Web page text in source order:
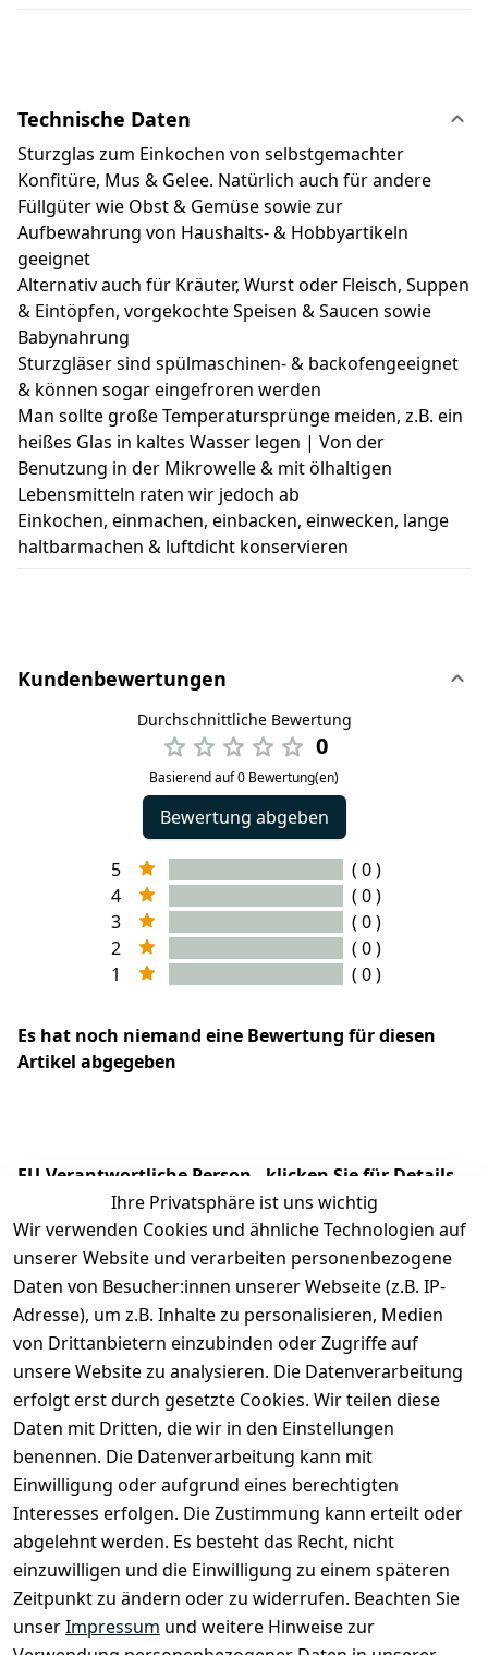
Technische Daten
Sturzglas zum Einkochen von selbstgemachter
Konfitüre, Mus & Gelee. Natürlich auch für andere
Füllgüter wie Obst & Gemüse sowie zur
Aufbewahrung von Haushalts- & Hobbyartikeln
geeignet
Alternativ auch für Kräuter, Wurst oder Fleisch, Suppen
& Eintöpfen, vorgekochte Speisen & Saucen sowie
Babynahrung
Sturzgläser sind spülmaschinen- & backofengeeignet
& können sogar eingefroren werden
Man sollte große Temperatursprünge meiden, z.B. ein
heißes Glas in kaltes Wasser legen | Von der
Benutzung in der Mikrowelle & mit ölhaltigen
Lebensmitteln raten wir jedoch ab
Einkochen, einmachen, einbacken, einwecken, lange
haltbarmachen & luftdicht konservieren
Kundenbewertungen
Durchschnittliche Bewertung
0
Basierend auf 0 Bewertung(en)
Bewertung abgeben
5
( 0 )
4
( 0 )
3
( 0 )
2
( 0 )
1
( 0 )
Es hat noch niemand eine Bewertung für diesen
Artikel abgegeben
EU-Verantwortliche Person - klicken Sie für Details
Ihre Privatsphäre ist uns wichtig
Wir verwenden Cookies und ähnliche Technologien auf
unserer Website und verarbeiten personenbezogene
Daten von Besucher:innen unserer Webseite (z.B. IP-
Adresse), um z.B. Inhalte zu personalisieren, Medien
von Drittanbietern einzubinden oder Zugriffe auf
unsere Website zu analysieren. Die Datenverarbeitung
erfolgt erst durch gesetzte Cookies. Wir teilen diese
Daten mit Dritten, die wir in den Einstellungen
benennen. Die Datenverarbeitung kann mit
Einwilligung oder aufgrund eines berechtigten
Interesses erfolgen. Die Zustimmung kann erteilt oder
abgelehnt werden. Es besteht das Recht, nicht
einzuwilligen und die Einwilligung zu einem späteren
Zeitpunkt zu ändern oder zu widerrufen. Beachten Sie
unserImpressum und weitere Hinweise zur
Rechtliches
Impressum
Datenschutze
rklärung
Barrierefreihe
itserklärung
Services
Registrieren